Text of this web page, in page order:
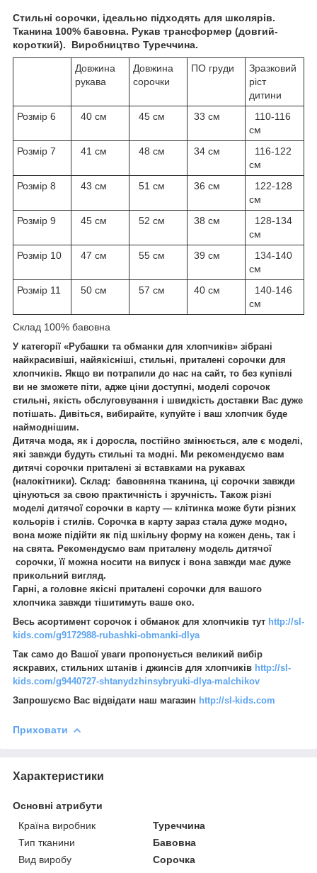
Стильні сорочки, ідеально підходять для школярів.
Тканина 100% бавовна. Рукав трансформер (довгий-
короткий). Виробництво Туреччина.
Довжина
рукава
Довжина
сорочки
ПО груди
Зразковий
ріст
дитини
Розмір 6
40 см 45 см 33 см
110-116
см
Розмір 7
41 см 48 см 34 см
116-122
см
Розмір 8
43 см 51 см 36 см
122-128
см
Розмір 9
45 см 52 см 38 см
128-134
см
Розмір 10
47 см 55 см 39 см
134-140
см
Розмір 11
50 см 57 см 40 см
140-146
см
Склад 100% бавовна
У категорії «Рубашки та обманки для хлопчиків» зібрані
найкрасивіші, найякісніші, стильні, приталені сорочки для
хлопчиків. Якщо ви потрапили до нас на сайт, то без купівлі
ви не зможете піти, адже ціни доступні, моделі сорочок
стильні, якість обслуговування і швидкість доставки Вас дуже
потішать. Дивіться, вибирайте, купуйте і ваш хлопчик буде
наймоднішим.
Дитяча мода, як і доросла, постійно змінюється, але є моделі,
які завжди будуть стильні та модні. Ми рекомендуємо вам
дитячі сорочки приталені зі вставками на рукавах
(налокітники). Склад: бавовняна тканина, ці сорочки завжди
цінуються за свою практичність і зручність. Також різні
моделі дитячої сорочки в карту — клітинка може бути різних
кольорів і стилів. Сорочка в карту зараз стала дуже модно,
вона може підійти як під шкільну форму на кожен день, так і
на свята. Рекомендуємо вам приталену модель дитячої
сорочки, її можна носити на випуск і вона завжди має дуже
прикольний вигляд.
Гарні, а головне якісні приталені сорочки для вашого
хлопчика завжди тішитимуть ваше око.
Весь асортимент сорочок і обманок для хлопчиків тут http://sl-
kids.com/g9172988-rubashki-obmanki-dlya
Так само до Вашої уваги пропонується великий вибір
яскравих, стильних штанів і джинсів для хлопчиків http://sl-
kids.com/g9440727-shtanydzhinsybryuki-dlya-malchikov
Запрошуємо Вас відвідати наш магазин http://sl-kids.com
Приховати
Характеристики
Основні атрибути
Країна виробник
Туреччина
Тип тканини
Бавовна
Вид виробу
Сорочка